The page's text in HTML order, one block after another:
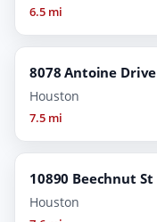
6.5 mi
8078 Antoine Drive
Houston
7.5 mi
10890 Beechnut St
Houston